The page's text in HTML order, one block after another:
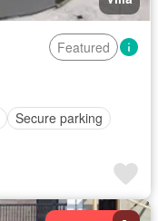
Featured
Secure parking